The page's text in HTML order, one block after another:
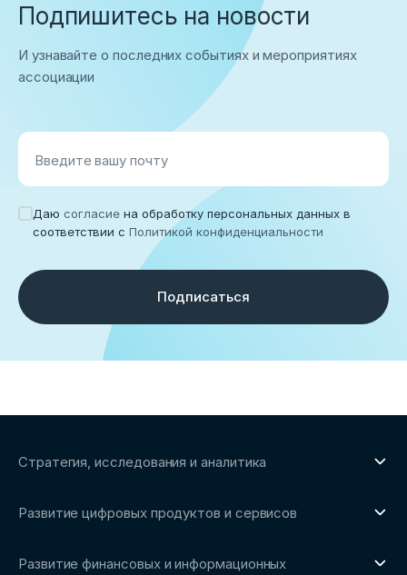
Подпишитесь на новости
И узнавайте о последних событиях и мероприятиях
ассоциации
Введите вашу почту
Даю согласие на обработку персональных данных в
соответствии с Политикой конфиденциальности
Подписаться
Стратегия, исследования и аналитика
Обзоры рынка и аналитические исследования
Развитие цифровых продуктов и сервисов
Развитие финансовых и информационных